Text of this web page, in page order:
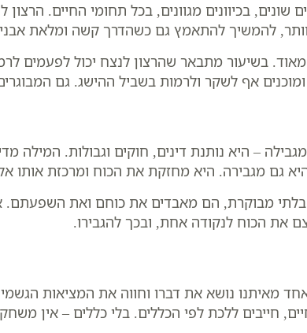
בכיוונים מגוונים, בכל תחומי החיים.
להמשיך להתאמץ גם כשהדרך קשה ומלאת
בשיעור מתבאר שהרצון לנצח יכול לפעמים
אף לשקר ולרמות בשביל ההישג. גם
– היא נותנת דינים, חוקים וגבולות. המילה
גם מגבירה. היא מחזקת את הכוח ומרכזת אותו
מבוקרת, הם מאבדים את כוחם ואת השפעתם.
את הכוח לנקודה אחת, ובכך להגבירו.
מאיתנו נושא את דברו וחווה את המציאות
חייבים ללכת לפי הכללים. בלי כללים – אין